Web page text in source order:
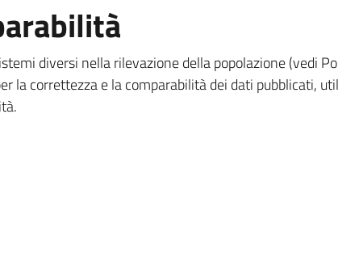
diversi nella rilevazione della popolazione (vedi
la correttezza e la comparabilità dei dati pubblicati,